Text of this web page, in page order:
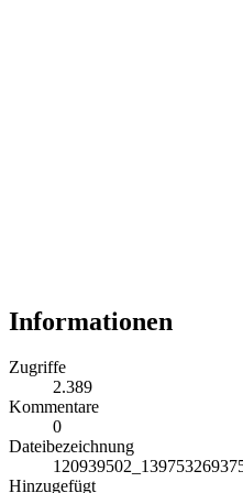
Informationen
Zugriffe
2.389
Kommentare
0
Dateibezeichnung
Hinzugefügt